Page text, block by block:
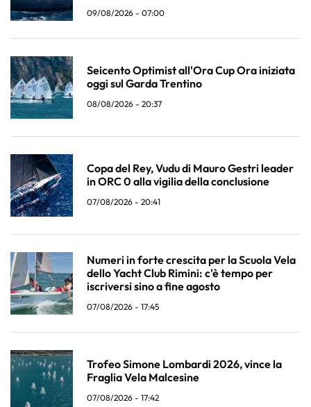
09/08/2026 - 07:00
Seicento Optimist all'Ora Cup Ora iniziata
oggi sul Garda Trentino
08/08/2026 - 20:37
Copa del Rey, Vudu di Mauro Gestri leader
in ORC 0 alla vigilia della conclusione
07/08/2026 - 20:41
Numeri in forte crescita per la Scuola Vela
dello Yacht Club Rimini: c'è tempo per
iscriversi sino a fine agosto
07/08/2026 - 17:45
Trofeo Simone Lombardi 2026, vince la
Fraglia Vela Malcesine
07/08/2026 - 17:42